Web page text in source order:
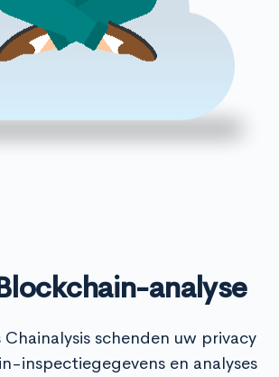
analyse
Chainalysis schenden uw privacy
inspectiegegevens en analyses